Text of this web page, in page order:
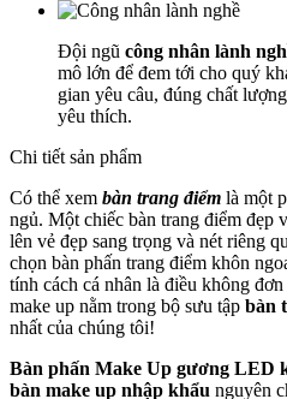
Đội ngũ công nhân lành
mô lớn để đem tới cho quý
gian yêu câu, đúng chất
yêu thích.
Chi tiết sản phẩm
Có thể xem bàn trang điểm là một
ngủ. Một chiếc bàn trang điểm đẹp
lên vẻ đẹp sang trọng và nét riêng
chọn bàn phấn trang điểm khôn
tính cách cá nhân là điều không
make up nằm trong bộ sưu tập bàn
nhất của chúng tôi!
Bàn phấn Make Up gương LED
bàn make up nhập khẩu nguyên